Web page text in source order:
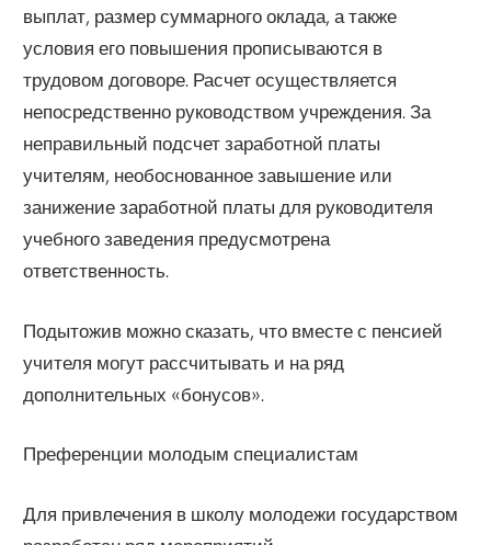
выплат, размер суммарного оклада, а также
условия его повышения прописываются в
трудовом договоре. Расчет осуществляется
непосредственно руководством учреждения. За
неправильный подсчет заработной платы
учителям, необоснованное завышение или
занижение заработной платы для руководителя
учебного заведения предусмотрена
ответственность.
Подытожив можно сказать, что вместе с пенсией
учителя могут рассчитывать и на ряд
дополнительных «бонусов».
Преференции молодым специалистам
Для привлечения в школу молодежи государством